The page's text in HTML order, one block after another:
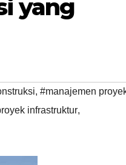
yang
, #manajemen
infrastruktur,